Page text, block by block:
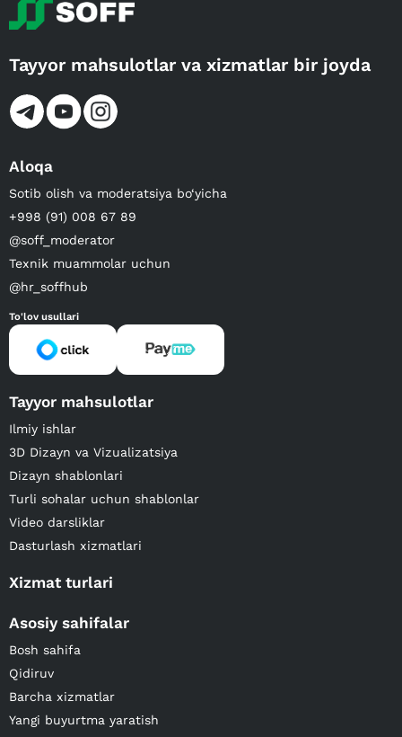
Tayyor mahsulotlar va xizmatlar bir joyda
Aloqa
Sotib olish va moderatsiya bo‘yicha
+998 (91) 008 67 89
@soff_moderator
Texnik muammolar uchun
@hr_soffhub
To'lov usullari
Tayyor mahsulotlar
Ilmiy ishlar
3D Dizayn va Vizualizatsiya
Dizayn shablonlari
Turli sohalar uchun shablonlar
Video darsliklar
Dasturlash xizmatlari
Xizmat turlari
Asosiy sahifalar
Bosh sahifa
Qidiruv
Barcha xizmatlar
Yangi buyurtma yaratish